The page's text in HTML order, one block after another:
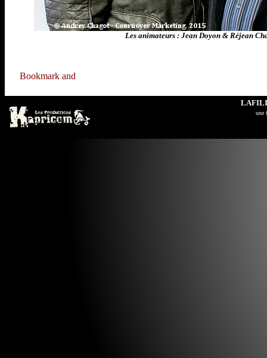
Les animateurs : Jean Doyon & Réjean
une